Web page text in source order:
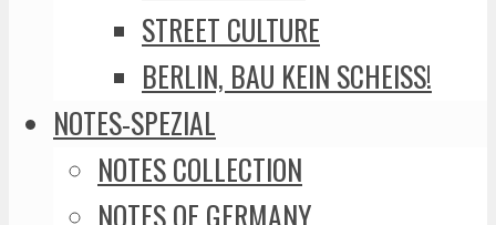
STREET CULTURE
BERLIN, BAU KEIN SCHEISS!
NOTES-SPEZIAL
NOTES COLLECTION
NOTES OF GERMANY